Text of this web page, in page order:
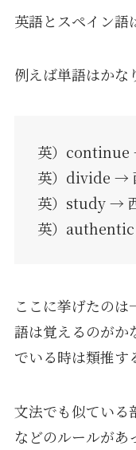
英語とスペイン語
例えば単語はかな
英）
英）divide →
英）study →
英）
ここに挙げたの
語は覚えるのがか
でいる時は類推す
文法でも似ている
などのルールがあ